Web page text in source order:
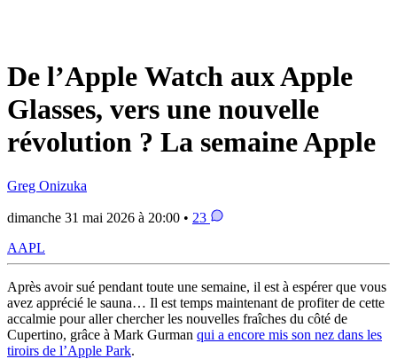
De l’Apple Watch aux Apple
Glasses, vers une nouvelle
révolution ? La semaine Apple
Greg Onizuka
dimanche 31 mai 2026 à 20:00 • 23
AAPL
Après avoir sué pendant toute une semaine, il est à espérer que vous
avez apprécié le sauna… Il est temps maintenant de profiter de cette
accalmie pour aller chercher les nouvelles fraîches du côté de
Cupertino, grâce à Mark Gurman qui a encore mis son nez dans les
tiroirs de l’Apple Park.